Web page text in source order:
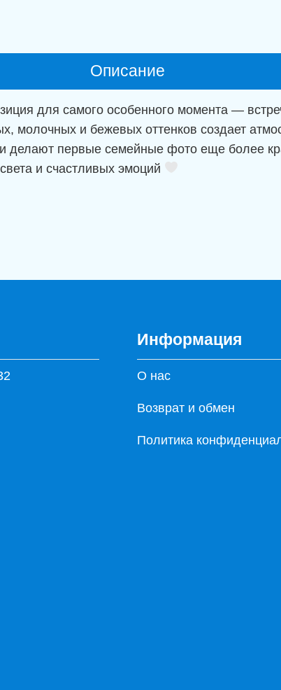
Описание
для самого особенного момента —
молочных и бежевых оттенков создает
и делают первые семейные фото еще более
и счастливых эмоций
Информация
О нас
Возврат и обмен
Политика